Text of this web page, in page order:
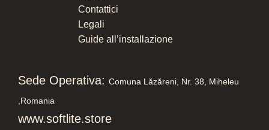
Contattici
Legali
Guide all’installazione
Sede Operativa: Comuna Lăzăreni, Nr. 38, Miheleu
Romania
www.softlite.store